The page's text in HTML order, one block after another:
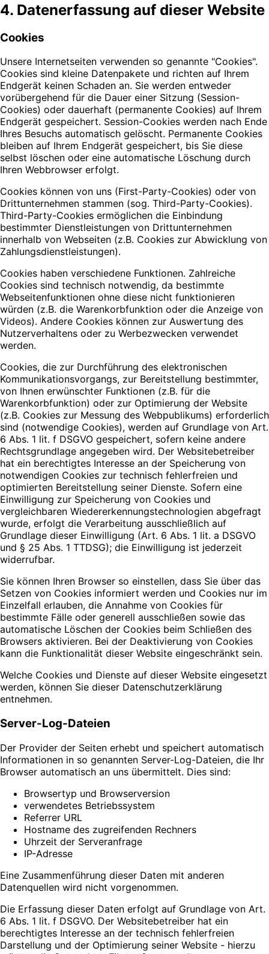
4. Datenerfassung auf dieser Website
Cookies
Unsere Internetseiten verwenden so genannte "Cookies".
Cookies sind kleine Datenpakete und richten auf Ihrem
Endgerät keinen Schaden an. Sie werden entweder
vorübergehend für die Dauer einer Sitzung (Session-
Cookies) oder dauerhaft (permanente Cookies) auf Ihrem
Endgerät gespeichert. Session-Cookies werden nach Ende
Ihres Besuchs automatisch gelöscht. Permanente Cookies
bleiben auf Ihrem Endgerät gespeichert, bis Sie diese
selbst löschen oder eine automatische Löschung durch
Ihren Webbrowser erfolgt.
Cookies können von uns (First-Party-Cookies) oder von
Drittunternehmen stammen (sog. Third-Party-Cookies).
Third-Party-Cookies ermöglichen die Einbindung
bestimmter Dienstleistungen von Drittunternehmen
innerhalb von Webseiten (z.B. Cookies zur Abwicklung von
Zahlungsdienstleistungen).
Cookies haben verschiedene Funktionen. Zahlreiche
Cookies sind technisch notwendig, da bestimmte
Webseitenfunktionen ohne diese nicht funktionieren
würden (z.B. die Warenkorbfunktion oder die Anzeige von
Videos). Andere Cookies können zur Auswertung des
Nutzerverhaltens oder zu Werbezwecken verwendet
werden.
Cookies, die zur Durchführung des elektronischen
Kommunikationsvorgangs, zur Bereitstellung bestimmter,
von Ihnen erwünschter Funktionen (z.B. für die
Warenkorbfunktion) oder zur Optimierung der Website
(z.B. Cookies zur Messung des Webpublikums) erforderlich
sind (notwendige Cookies), werden auf Grundlage von Art.
6 Abs. 1 lit. f DSGVO gespeichert, sofern keine andere
Rechtsgrundlage angegeben wird. Der Websitebetreiber
hat ein berechtigtes Interesse an der Speicherung von
notwendigen Cookies zur technisch fehlerfreien und
optimierten Bereitstellung seiner Dienste. Sofern eine
Einwilligung zur Speicherung von Cookies und
vergleichbaren Wiedererkennungstechnologien abgefragt
wurde, erfolgt die Verarbeitung ausschließlich auf
Grundlage dieser Einwilligung (Art. 6 Abs. 1 lit. a DSGVO
und § 25 Abs. 1 TTDSG); die Einwilligung ist jederzeit
widerrufbar.
Sie können Ihren Browser so einstellen, dass Sie über das
Setzen von Cookies informiert werden und Cookies nur im
Einzelfall erlauben, die Annahme von Cookies für
bestimmte Fälle oder generell ausschließen sowie das
automatische Löschen der Cookies beim Schließen des
Browsers aktivieren. Bei der Deaktivierung von Cookies
kann die Funktionalität dieser Website eingeschränkt sein.
Welche Cookies und Dienste auf dieser Website eingesetzt
werden, können Sie dieser Datenschutzerklärung
entnehmen.
Server-Log-Dateien
Der Provider der Seiten erhebt und speichert automatisch
Informationen in so genannten Server-Log-Dateien, die Ihr
Browser automatisch an uns übermittelt. Dies sind:
Browsertyp und Browserversion
verwendetes Betriebssystem
Referrer URL
Hostname des zugreifenden Rechners
Uhrzeit der Serveranfrage
IP-Adresse
Eine Zusammenführung dieser Daten mit anderen
Datenquellen wird nicht vorgenommen.
Die Erfassung dieser Daten erfolgt auf Grundlage von Art.
6 Abs. 1 lit. f DSGVO. Der Websitebetreiber hat ein
berechtigtes Interesse an der technisch fehlerfreien
Darstellung und der Optimierung seiner Website - hierzu